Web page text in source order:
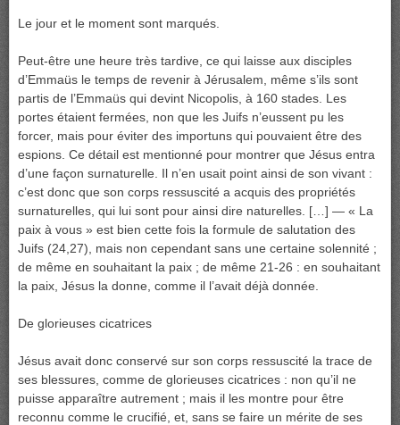
Le jour et le moment sont marqués.
Peut-être une heure très tardive, ce qui laisse aux disciples
d’Emmaüs le temps de revenir à Jérusalem, même s’ils sont
partis de l’Emmaüs qui devint Nicopolis, à 160 stades. Les
portes étaient fermées, non que les Juifs n’eussent pu les
forcer, mais pour éviter des importuns qui pouvaient être des
espions. Ce détail est mentionné pour montrer que Jésus entra
d’une façon surnaturelle. Il n’en usait point ainsi de son vivant :
c’est donc que son corps ressuscité a acquis des propriétés
surnaturelles, qui lui sont pour ainsi dire naturelles. […] — « La
paix à vous » est bien cette fois la formule de salutation des
Juifs (24,27), mais non cependant sans une certaine solennité ;
de même en souhaitant la paix ; de même 21-26 : en souhaitant
la paix, Jésus la donne, comme il l’avait déjà donnée.
De glorieuses cicatrices
Jésus avait donc conservé sur son corps ressuscité la trace de
ses blessures, comme de glorieuses cicatrices : non qu’il ne
puisse apparaître autrement ; mais il les montre pour être
reconnu comme le crucifié, et, sans se faire un mérite de ses